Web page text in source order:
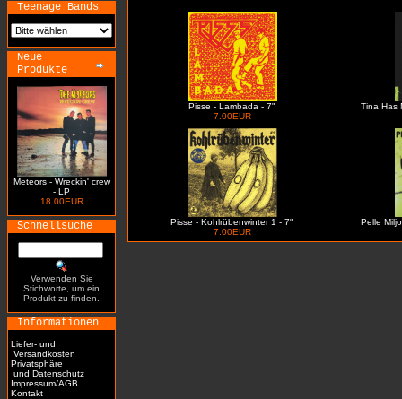
Teenage Bands
Neue
Produkte
Meteors - Wreckin' crew
- LP
18.00EUR
Schnellsuche
Verwenden Sie
Stichworte, um ein
Produkt zu finden.
Informationen
Liefer- und
Versandkosten
Privatsphäre
und Datenschutz
Impressum/AGB
Kontakt
Pisse - Lambada - 7"
7.00EUR
Tina Has
Pisse - Kohlrübenwinter 1 - 7"
7.00EUR
Pelle